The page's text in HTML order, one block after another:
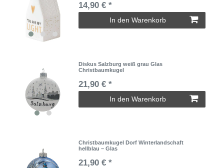
14,90 € *
In den Warenkorb
Diskus Salzburg weiß grau Glas
Christbaumkugel
21,90 € *
In den Warenkorb
Christbaumkugel Dorf Winterlandschaft
hellblau – Glas
21,90 € *